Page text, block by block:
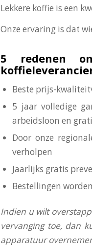
Lekkere koffie is een
Onze ervaring is dat
5 redenen
Beste prijs-
5 jaar volledige
arbeidsloon en
Door onze
verholpen
Jaarlijks gratis
Bestellingen
Indien u wilt
vervanging toe, dan
apparatuur